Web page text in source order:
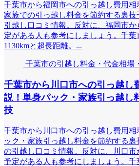
千葉市から福岡市への引っ越し費用相
家族での引っ越し料金を節約する裏
引越し口コミ情報。反対に、福岡市
定がある人も参考にしましょう。千
1130kmと超長距離。...
千葉市の引越し料金・代金相場
千葉市から川口市への引っ越し
説！単身パック・家族引っ越し
技
千葉市から川口市への引っ越し費用
ック・家族引っ越し料金を節約する
の引越し口コミ情報。反対に、川口
予定がある人も参考にしましょう。